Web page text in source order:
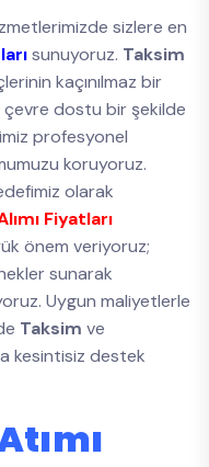
sizlere en
sunuyoruz. Taksim
kaçınılmaz bir
çevre dostu bir şekilde
profesyonel
koruyoruz.
olarak
Fiyatları
önem veriyoruz;
sunarak
Uygun maliyetlerle
Taksim ve
kesintisiz destek